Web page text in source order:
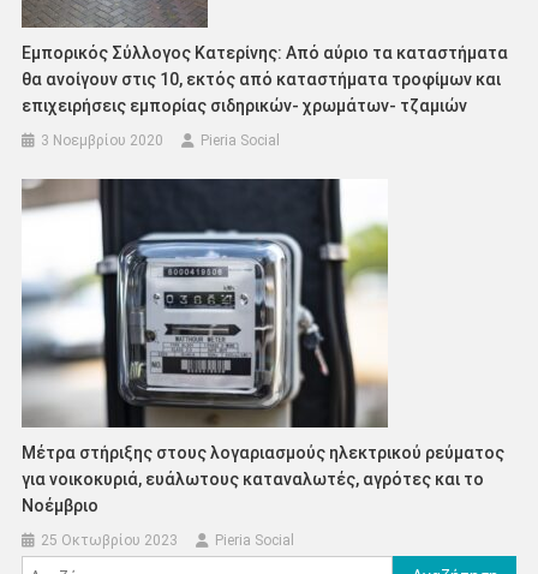
Εμπορικός Σύλλογος Κατερίνης: Από αύριο τα καταστήματα
θα ανοίγουν στις 10, εκτός από καταστήματα τροφίμων και
επιχειρήσεις εμπορίας σιδηρικών- χρωμάτων- τζαμιών
3 Νοεμβρίου 2020 Pieria Social
Μέτρα στήριξης στους λογαριασμούς ηλεκτρικού ρεύματος
για νοικοκυριά, ευάλωτους καταναλωτές, αγρότες και το
Νοέμβριο
25 Οκτωβρίου 2023 Pieria Social
Αναζήτηση